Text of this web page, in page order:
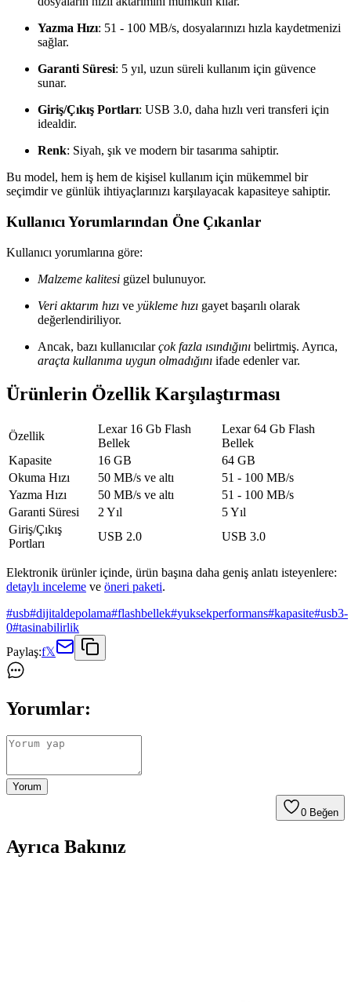
Yazma Hızı: 51 - 100 MB/s, dosyalarınızı hızla kaydetmenizi
sağlar.
Garanti Süresi: 5 yıl, uzun süreli kullanım için güvence
sunar.
Giriş/Çıkış Portları: USB 3.0, daha hızlı veri transferi için
idealdir.
Renk: Siyah, şık ve modern bir tasarıma sahiptir.
Bu model, hem iş hem de kişisel kullanım için mükemmel bir
seçimdir ve günlük ihtiyaçlarınızı karşılayacak kapasiteye sahiptir.
Kullanıcı Yorumlarından Öne Çıkanlar
Kullanıcı yorumlarına göre:
Malzeme kalitesi güzel bulunuyor.
Veri aktarım hızı ve yükleme hızı gayet başarılı olarak
değerlendiriliyor.
Ancak, bazı kullanıcılarçok fazla ısındığını belirtmiş. Ayrıca,
araçta kullanıma uygun olmadığını ifade edenler var.
Ürünlerin Özellik Karşılaştırması
Özellik
Lexar 16 Gb Flash
Bellek
Lexar 64 Gb Flash
Bellek
Kapasite
16 GB
64 GB
Okuma Hızı
50 MB/s ve altı
51 - 100 MB/s
Yazma Hızı
50 MB/s ve altı
51 - 100 MB/s
Garanti Süresi
2 Yıl
5 Yıl
Giriş/Çıkış
Portları
USB 2.0 USB 3.0
Elektronik ürünler içinde, ürün başına daha geniş anlatı isteyenlere:
detaylı inceleme ve öneri paketi.
#usb#dijitaldepolama#flashbellek#yuksekperformans#kapasite#usb3-
0#tasinabilirlik
Paylaş:f𝕏
Yorumlar:
Yorum
0 Beğen
Ayrıca Bakınız